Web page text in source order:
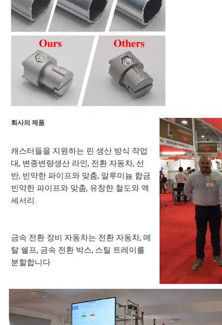
회사의 제품
캐스터들을 지원하는 린 생산 방식 작업
대, 변종변량생산 라인, 전환 자동차, 선
반, 빈약한 파이프와 맞춤, 알루미늄 합금
빈약한 파이프와 맞춤, 유창한 철도와 액
세서리.
금속 전환 장비 자동차는 전환 자동차, 메
탈 쉘프, 금속 전환 박스, 스틸 트레이를
분할합니다